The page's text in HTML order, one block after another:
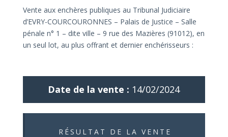
Vente aux enchères publiques au Tribunal Judiciaire
d’EVRY-COURCOURONNES – Palais de Justice – Salle
pénale n° 1 – dite ville – 9 rue des Mazières (91012), en
un seul lot, au plus offrant et dernier enchérisseurs :
Date de la vente : 14/02/2024
RÉSULTAT DE LA VENTE